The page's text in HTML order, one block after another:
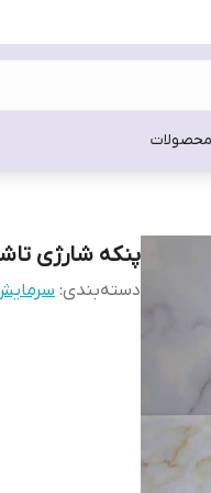
پنکه شارژی
دسته‌بندی: